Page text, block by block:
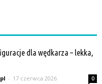
dla wędkarza – lekka,
- 17 czerwca 2026 0